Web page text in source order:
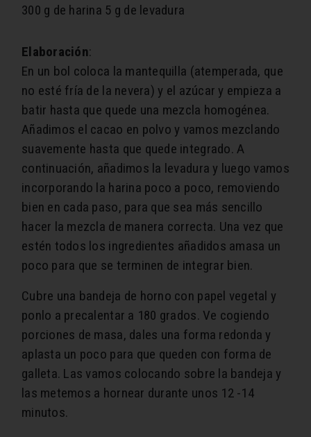
300 g de harina 5 g de levadura
Elaboración:
En un bol coloca la mantequilla (atemperada, que
no esté fría de la nevera) y el azúcar y empieza a
batir hasta que quede una mezcla homogénea.
Añadimos el cacao en polvo y vamos mezclando
suavemente hasta que quede integrado. A
continuación, añadimos la levadura y luego vamos
incorporando la harina poco a poco, removiendo
bien en cada paso, para que sea más sencillo
hacer la mezcla de manera correcta. Una vez que
estén todos los ingredientes añadidos amasa un
poco para que se terminen de integrar bien.
Cubre una bandeja de horno con papel vegetal y
ponlo a precalentar a 180 grados. Ve cogiendo
porciones de masa, dales una forma redonda y
aplasta un poco para que queden con forma de
galleta. Las vamos colocando sobre la bandeja y
las metemos a hornear durante unos 12 -14
minutos.